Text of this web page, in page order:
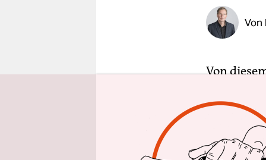
Von
Von
kaufen.
etabliert
in
künftig
allerdings